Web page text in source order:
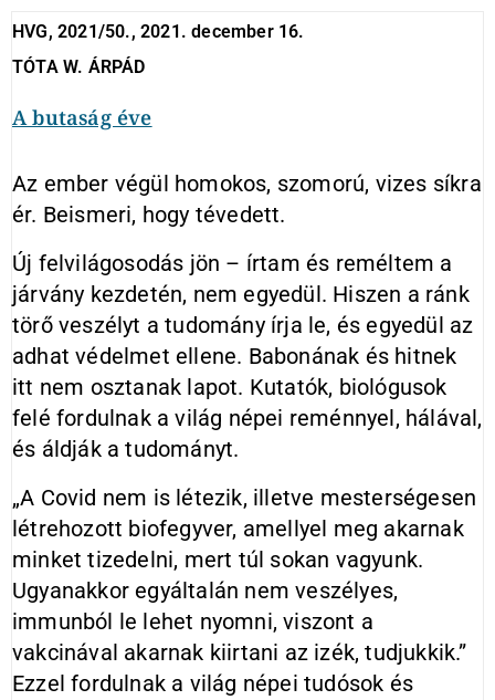
HVG, 2021/50., 2021. december 16.
TÓTA W. ÁRPÁD
A butaság éve
Az ember végül homokos, szomorú, vizes síkra
ér. Beismeri, hogy tévedett.
Új felvilágosodás jön – írtam és reméltem a
járvány kezdetén, nem egyedül. Hiszen a ránk
törő veszélyt a tudomány írja le, és egyedül az
adhat védelmet ellene. Babonának és hitnek
itt nem osztanak lapot. Kutatók, biológusok
felé fordulnak a világ népei reménnyel, hálával,
és áldják a tudományt.
„A Covid nem is létezik, illetve mesterségesen
létrehozott biofegyver, amellyel meg akarnak
minket tizedelni, mert túl sokan vagyunk.
Ugyanakkor egyáltalán nem veszélyes,
immunból le lehet nyomni, viszont a
vakcinával akarnak kiirtani az izék, tudjukkik.”
Ezzel fordulnak a világ népei tudósok és